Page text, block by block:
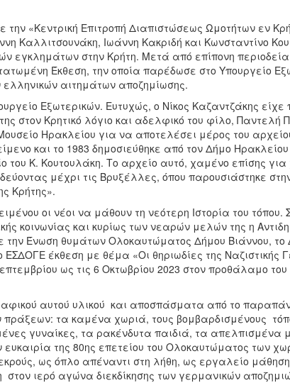
την «Κεντρική Επιτροπή Διαπιστώσεως Ωμοτήτων εν
Καλλιτσουνάκη, Ιωάννη Κακριδή και Κωνσταντίνο
εγκλημάτων στην Κρήτη. Μετά από επίπονη περιοδεία
Έκθεση, την οποία παρέδωσε στο Υπουργείο
ελληνικών αιτημάτων αποζημίωσης.
Εξωτερικών. Ευτυχώς, ο Νίκος Καζαντζάκης
στον Κρητικό λόγιο και αδελφικό του φίλο, Παντελή
Ηρακλείου για να αποτελέσει μέρος του
και το 1983 δημοσιεύθηκε από τον Δήμο
του Κ. Κουτουλάκη. Το αρχείο αυτό, χαμένο επίσης για
μέχρι τις Βρυξέλλες, όπου παρουσιάστηκε
Κρήτης».
οι νέοι να μάθουν τη νεότερη Ιστορία του τόπου.
κοινωνίας και κυρίως των νεαρών μελών της η
την Ένωση θυμάτων Ολοκαυτώματος Δήμου Βιάννου, το
έκθεση με θέμα «Οι θηριωδίες της Ναζιστικής
ως τις 6 Οκτωβρίου 2023 στον προθάλαμο
αυτού υλικού και αποσπάσματα από το
τα καμένα χωριά, τους βομβαρδισμένους
γυναίκες, τα ρακένδυτα παιδιά, τα απελπισμένα
της 80ης επετείου του Ολοκαυτώματος των
ως όπλο απέναντι στη λήθη, ως εργαλείο
ιερό αγώνα διεκδίκησης των γερμανικών